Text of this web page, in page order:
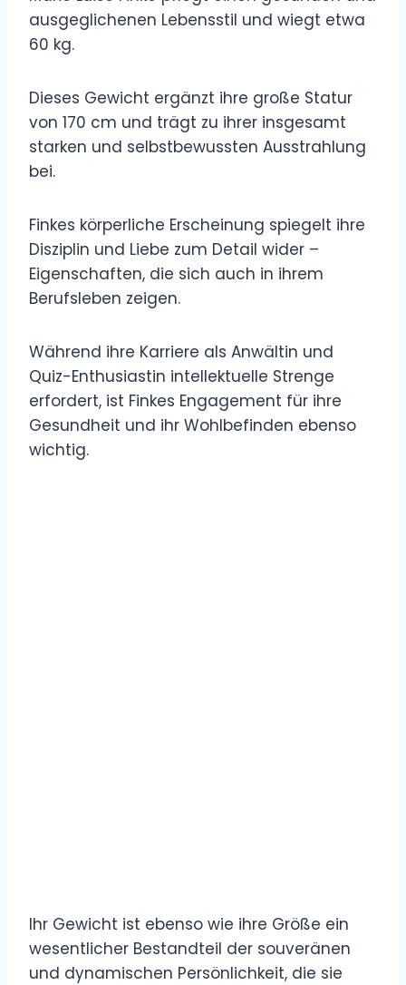
ausgeglichenen Lebensstil und wiegt etwa
60 kg.
Dieses Gewicht ergänzt ihre große Statur
von 170 cm und trägt zu ihrer insgesamt
starken und selbstbewussten Ausstrahlung
bei.
Finkes körperliche Erscheinung spiegelt ihre
Disziplin und Liebe zum Detail wider –
Eigenschaften, die sich auch in ihrem
Berufsleben zeigen.
Während ihre Karriere als Anwältin und
Quiz-Enthusiastin intellektuelle Strenge
erfordert, ist Finkes Engagement für ihre
Gesundheit und ihr Wohlbefinden ebenso
wichtig.
Ihr Gewicht ist ebenso wie ihre Größe ein
wesentlicher Bestandteil der souveränen
und dynamischen Persönlichkeit, die sie